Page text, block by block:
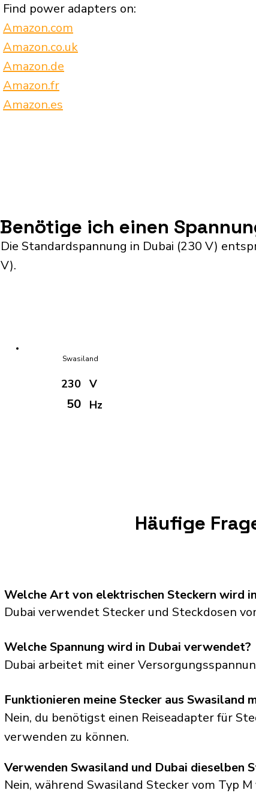
Find power adapters on:
Amazon.com
Amazon.co.uk
Amazon.de
Amazon.fr
Amazon.es
Benötige ich einen
Die Standardspannung in Dubai (230 V)
V).
Swasiland
230
50
V
Hz
Häufige
Welche Art von elektrischen Steckern wird
Dubai verwendet Stecker und Steckdosen
Welche Spannung wird in Dubai verwendet?
Dubai arbeitet mit einer
Funktionieren meine Stecker aus Swasiland
Nein, du benötigst einen Reiseadapter für
verwenden zu können.
Nein, während Swasiland Stecker vom Typ
Verwenden Swasiland und Dubai dieselben